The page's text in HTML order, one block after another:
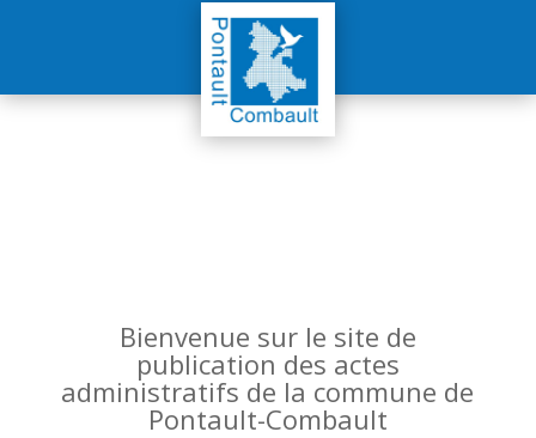
Bienvenue sur le site de
publication des actes
administratifs de la commune de
Pontault-Combault